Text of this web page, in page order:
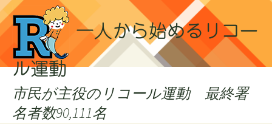
一人から始めるリコー
ル運動
市民が主役のリコール運動 最終署
名者数90,111名